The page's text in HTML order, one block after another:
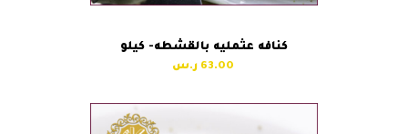
كنافه عثمليه بالقشطه- كيلو